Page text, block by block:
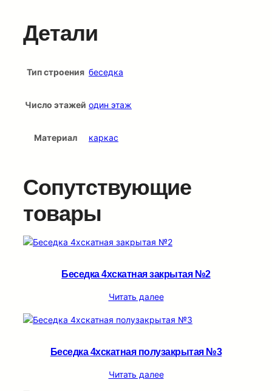
Детали
Тип строения беседка
Число этажей один этаж
Материал каркас
Сопутствующие
товары
Беседка 4хскатная закрытая №2
Читать далее
Беседка 4хскатная полузакрытая №3
Читать далее